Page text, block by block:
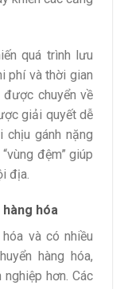
quá trình lưu
phí và thời gian
chuyển về
giải quyết dễ
chịu gánh nặng
đệm” giúp
địa.
hóa
và có nhiều
hàng hóa,
hơn. Các